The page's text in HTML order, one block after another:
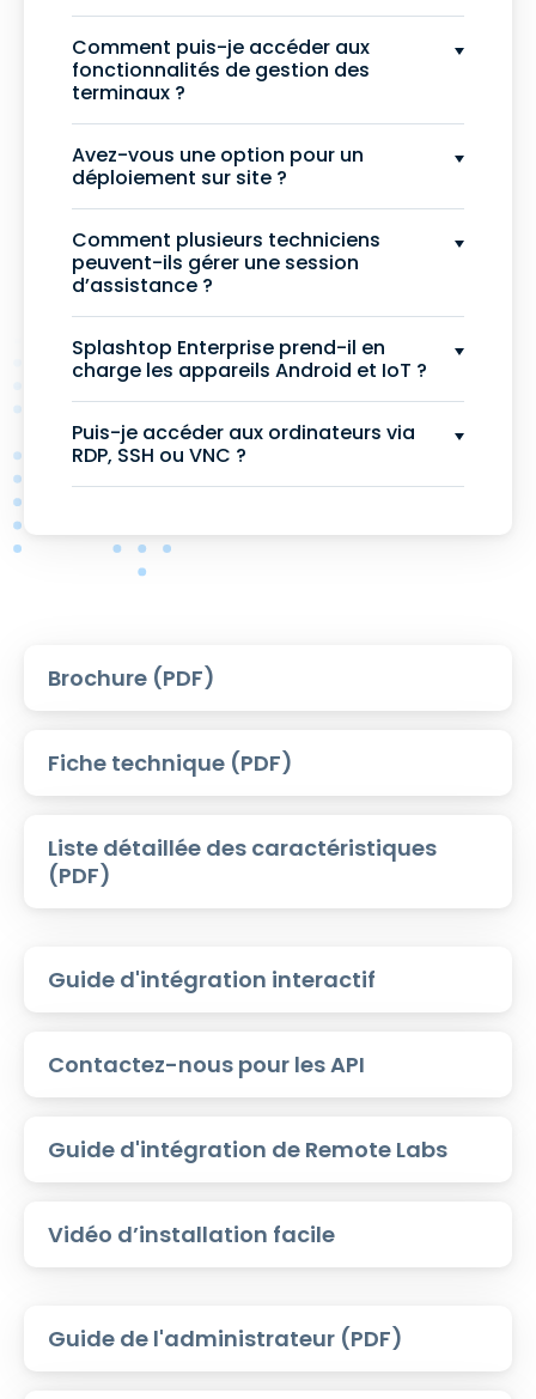
Comment puis-je accéder aux
fonctionnalités de gestion des
terminaux ?
Avez-vous une option pour un
déploiement sur site ?
Comment plusieurs techniciens
peuvent-ils gérer une session
d’assistance ?
Splashtop Enterprise prend-il en
charge les appareils Android et IoT ?
Puis-je accéder aux ordinateurs via
RDP, SSH ou VNC ?
Brochure (PDF)
Fiche technique (PDF)
Liste détaillée des caractéristiques
(PDF)
Guide d'intégration interactif
Contactez-nous pour les API
Guide d'intégration de Remote Labs
Vidéo d’installation facile
Guide de l'administrateur (PDF)